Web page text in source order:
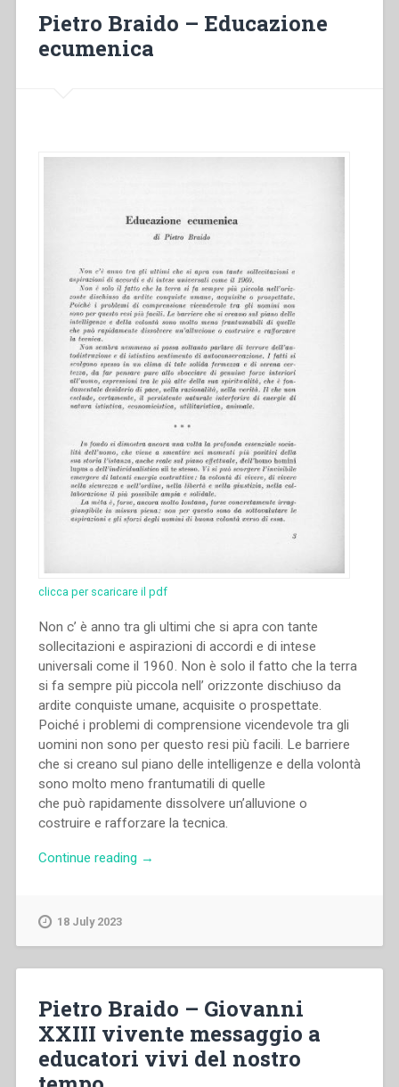
Pietro Braido – Educazione
ecumenica
clicca per scaricare il pdf
Non c’ è anno tra gli ultimi che si apra con tante
sollecitazioni e aspirazioni di accordi e di intese
universali come il 1960. Non è solo il fatto che la terra
si fa sempre più piccola nell’ orizzonte dischiuso da
ardite conquiste umane, acquisite o prospettate.
Poiché i problemi di comprensione vicendevole tra gli
uomini non sono per questo resi più facili. Le barriere
che si creano sul piano delle intelligenze e della volontà
sono molto meno frantumatili di quelle
che può rapidamente dissolvere un’alluvione o
costruire e rafforzare la tecnica.
Continue reading “Pietro
→
18 July 2023
Pietro Braido – Giovanni
XXIII vivente messaggio a
educatori vivi del nostro